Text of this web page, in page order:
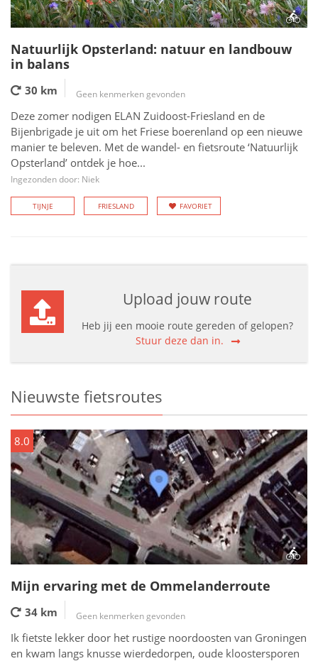
Natuurlijk Opsterland: natuur en landbouw
in balans
30 km Geen kenmerken gevonden
Deze zomer nodigen ELAN Zuidoost-Friesland en de
Bijenbrigade je uit om het Friese boerenland op een nieuwe
manier te beleven. Met de wandel- en fietsroute ‘Natuurlijk
Opsterland’ ontdek je hoe...
Ingezonden door: Niek
TIJNJE FRIESLAND FAVORIET
Upload jouw route
Heb jij een mooie route gereden of gelopen?
Stuur deze dan in.
Nieuwste fietsroutes
8.0
Mijn ervaring met de Ommelanderroute
34 km Geen kenmerken gevonden
Ik fietste lekker door het rustige noordoosten van Groningen
en kwam langs knusse wierdedorpen, oude kloostersporen